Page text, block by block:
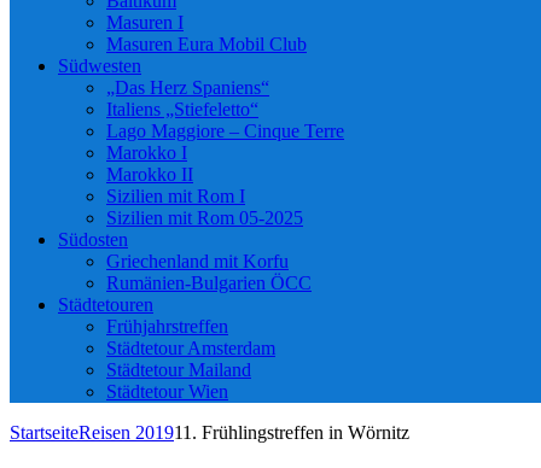
Masuren I
Masuren Eura Mobil Club
Südwesten
„Das Herz Spaniens“
Italiens „Stiefeletto“
Lago Maggiore – Cinque Terre
Marokko I
Marokko II
Sizilien mit Rom I
Sizilien mit Rom 05-2025
Südosten
Griechenland mit Korfu
Rumänien-Bulgarien ÖCC
Städtetouren
Frühjahrstreffen
Städtetour Amsterdam
Städtetour Mailand
Städtetour Wien
StartseiteReisen 201911. Frühlingstreffen in Wörnitz